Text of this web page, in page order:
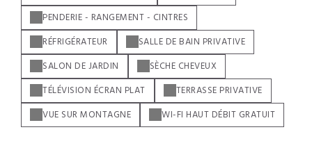
PENDERIE - RANGEMENT - CINTRES
RÉFRIGÉRATEUR
SALLE DE BAIN PRIVATIVE
SALON DE JARDIN
SÈCHE CHEVEUX
TÉLÉVISION ÉCRAN PLAT
TERRASSE PRIVATIVE
VUE SUR MONTAGNE
WI-FI HAUT DÉBIT GRATUIT